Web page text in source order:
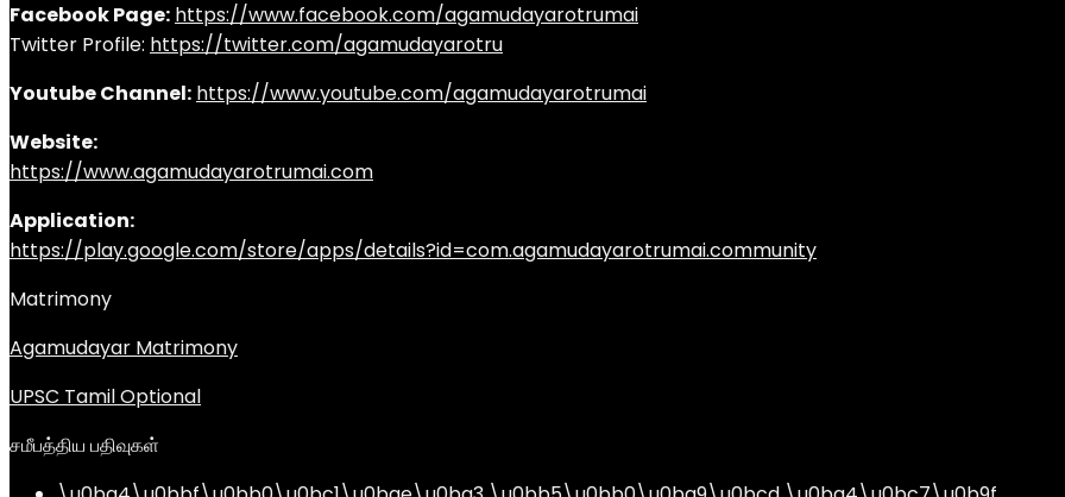
Facebook Page: https://www.facebook.com/agamudayarotrumai
Twitter Profile: https://twitter.com/agamudayarotru
Youtube Channel: https://www.youtube.com/agamudayarotrumai
Website:
https://www.agamudayarotrumai.com
Application:
https://play.google.com/store/apps/details?id=com.agamudayarotrumai.community
Matrimony
Agamudayar Matrimony
UPSC Tamil Optional
சமீபத்திய பதிவுகள்